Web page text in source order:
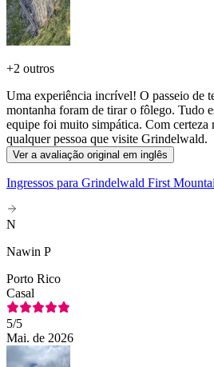
+2 outros
Uma experiência incrível! O passeio de
montanha foram de tirar o fôlego. Tudo
equipe foi muito simpática. Com certeza
qualquer pessoa que visite Grindelwald.
Ver a avaliação original em inglês
Ingressos para Grindelwald First
N
Nawin P
Porto Rico
Casal
5/5
Mai. de 2026